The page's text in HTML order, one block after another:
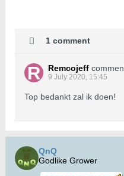
1 comment
Remcojeff
9 July 2020, 15:45
Top bedankt zal ik doen!
QnQ
Godlike Grower